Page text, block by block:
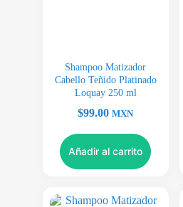
Shampoo Matizador
Cabello Teñido Platinado
Loquay 250 ml
$99.00 MXN
Añadir al carrito